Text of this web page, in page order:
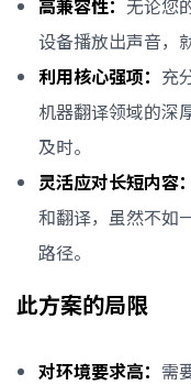
高兼容性： 无论您
设备播放出声音，
利用核心强项： 充
机器翻译领域的深
及时。
灵活应对长短内容：
和翻译，虽然不如
路径。
此方案的局限
对环境要求高： 需